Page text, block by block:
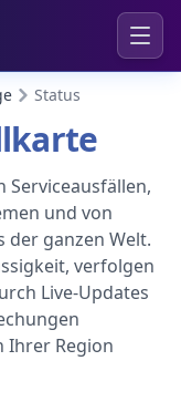
Status
Serviceausfällen,
und von
der ganzen Welt.
verfolgen
Live-Updates
Ihrer Region